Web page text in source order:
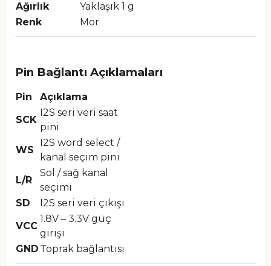
Ağırlık
Yaklaşık 1 g
Renk
Mor
Pin Bağlantı Açıklamaları
Pin
Açıklama
SCK
I2S seri veri saat
pini
WS
I2S word select /
kanal seçim pini
L/R
Sol / sağ kanal
seçimi
SD
I2S seri veri çıkışı
VCC
1.8V – 3.3V güç
girişi
GND Toprak bağlantısı